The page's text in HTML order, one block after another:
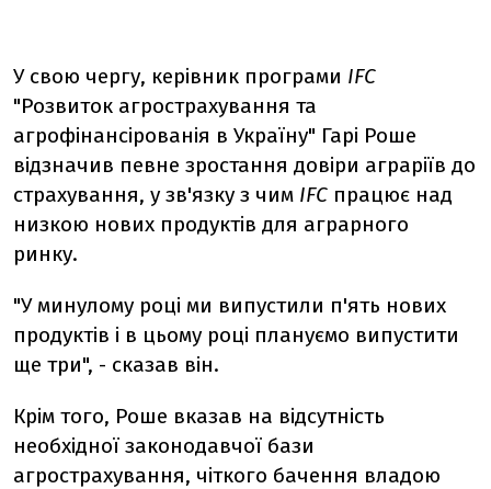
У свою чергу, керівник програми IFC
"Розвиток агрострахування та
агрофінансірованія в Україну" Гарі Роше
відзначив певне зростання довіри аграріїв до
страхування, у зв'язку з чим IFC працює над
низкою нових продуктів для аграрного
ринку.
"У минулому році ми випустили п'ять нових
продуктів і в цьому році плануємо випустити
ще три", - сказав він.
Крім того, Роше вказав на відсутність
необхідної законодавчої бази
агрострахування, чіткого бачення владою